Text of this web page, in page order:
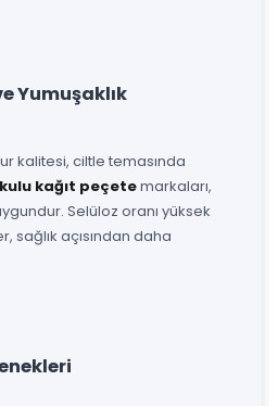
Yumuşaklık
kalitesi, ciltle temasında
kağıt peçetemarkaları,
Selüloz oranı yüksek
sağlık açısından daha